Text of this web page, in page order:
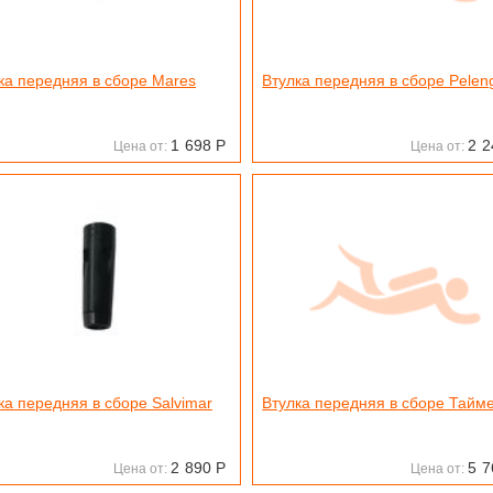
передняя в сборе Mares
Цена от: 1 698 Р
Втулка передняя в сборе
Цена от: 2
передняя в сборе Salvimar
Цена от: 2 890 Р
Втулка передняя в сборе
Цена от: 5